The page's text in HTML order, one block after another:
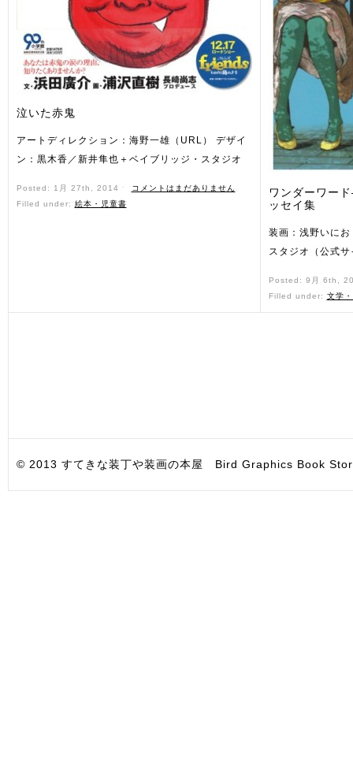
泣いた赤鬼
アートディレクション：海野一雄（URL） デザイ
ン：黒木香／新井隼也＋ベイブリッジ・スタジオ
Posted: 1月 27th, 2014 ˑ
コメントはまだありません
Filled under: 絵本・児童書
ワンダーワー
ッセイ集
装画：浅野いに
スタジオ（公式サ
Posted: 9月 6th,
Filled under: 文学
© 2013 すてきな装丁や装画の本屋 Bird Graphics Book